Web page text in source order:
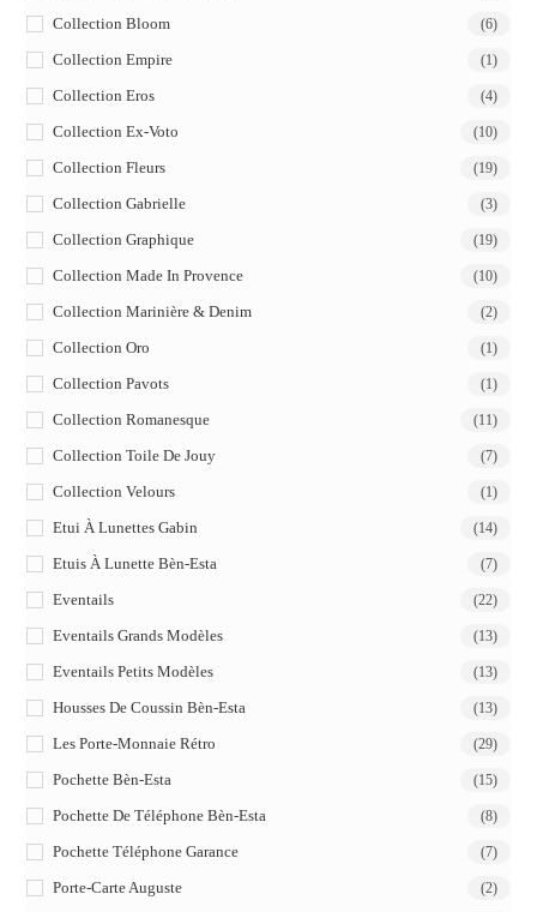
Collection Bloom (6)
Collection Empire (1)
Collection Eros (4)
Collection Ex-Voto (10)
Collection Fleurs (19)
Collection Gabrielle (3)
Collection Graphique (19)
Collection Made In Provence (10)
Collection Marinière & Denim (2)
Collection Oro (1)
Collection Pavots (1)
Collection Romanesque (11)
Collection Toile De Jouy (7)
Collection Velours (1)
Etui À Lunettes Gabin (14)
Etuis À Lunette Bèn-Esta (7)
Eventails (22)
Eventails Grands Modèles (13)
Eventails Petits Modèles (13)
Housses De Coussin Bèn-Esta (13)
Les Porte-Monnaie Rétro (29)
Pochette Bèn-Esta (15)
Pochette De Téléphone Bèn-Esta (8)
Pochette Téléphone Garance (7)
Porte-Carte Auguste (2)